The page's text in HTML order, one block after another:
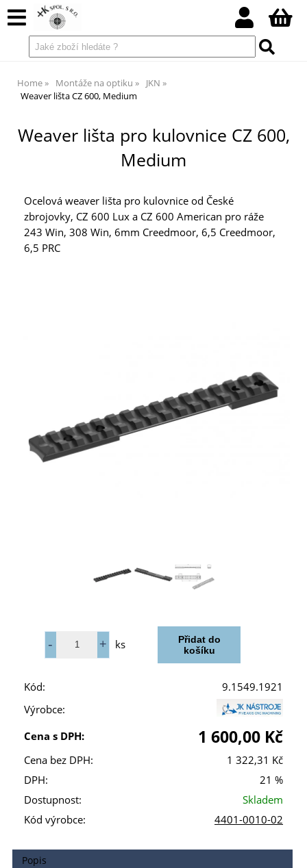
Home Montáže na optiku
JKN
Weaver lišta CZ 600, Medium
Weaver lišta pro kulovnice CZ 600,
Medium
Ocelová weaver lišta pro kulovnice od České
zbrojovky, CZ 600 Lux a CZ 600 American pro ráže
243 Win, 308 Win, 6mm Creedmoor, 6,5 Creedmoor,
6,5 PRC
ks
Kód:
9.1549.1921
Výrobce:
Cena s DPH:
1 600,00 Kč
Cena bez DPH:
1 322,31 Kč
DPH:
21 %
Dostupnost:
Skladem
Kód výrobce:
4401-0010-02
Popis